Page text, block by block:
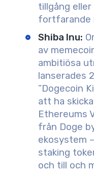
tillgång
fortfarande
Shiba Inu:
av
ambitiösa
lanserades
”Dogecoin
att ha
Ethereums
från Doge
ekosystem
staking
och till och